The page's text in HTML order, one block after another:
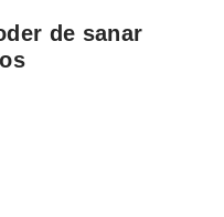
de sanar